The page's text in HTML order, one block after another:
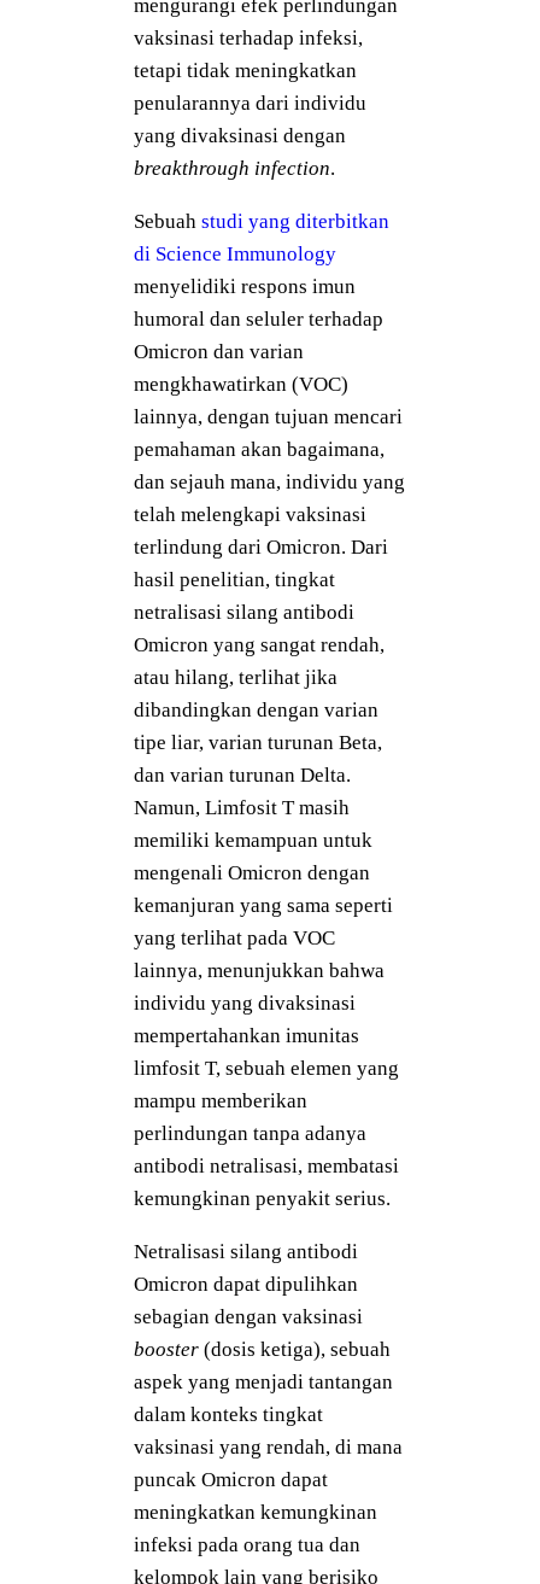
mengurangi efek perlindungan
vaksinasi terhadap infeksi,
tetapi tidak meningkatkan
penularannya dari individu
yang divaksinasi dengan
breakthrough infection.
Sebuahstudi yang diterbitkan
di Science Immunology
menyelidiki respons imun
humoral dan seluler terhadap
Omicron dan varian
mengkhawatirkan (VOC)
lainnya, dengan tujuan mencari
pemahaman akan bagaimana,
dan sejauh mana, individu yang
telah melengkapi vaksinasi
terlindung dari Omicron. Dari
hasil penelitian, tingkat
netralisasi silang antibodi
Omicron yang sangat rendah,
atau hilang, terlihat jika
dibandingkan dengan varian
tipe liar, varian turunan Beta,
dan varian turunan Delta.
Namun, Limfosit T masih
memiliki kemampuan untuk
mengenali Omicron dengan
kemanjuran yang sama seperti
yang terlihat pada VOC
lainnya, menunjukkan bahwa
individu yang divaksinasi
mempertahankan imunitas
limfosit T, sebuah elemen yang
mampu memberikan
perlindungan tanpa adanya
antibodi netralisasi, membatasi
kemungkinan penyakit serius.
Netralisasi silang antibodi
Omicron dapat dipulihkan
sebagian dengan vaksinasi
booster (dosis ketiga), sebuah
aspek yang menjadi tantangan
dalam konteks tingkat
vaksinasi yang rendah, di mana
puncak Omicron dapat
meningkatkan kemungkinan
infeksi pada orang tua dan
kelompok lain yang berisiko